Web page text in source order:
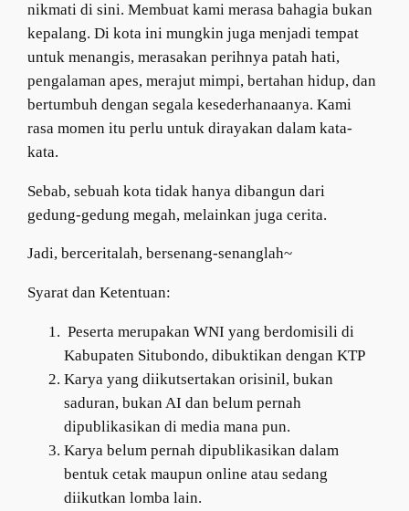
nikmati di sini. Membuat kami merasa bahagia bukan
kepalang. Di kota ini mungkin juga menjadi tempat
untuk menangis, merasakan perihnya patah hati,
pengalaman apes, merajut mimpi, bertahan hidup, dan
bertumbuh dengan segala kesederhanaanya. Kami
rasa momen itu perlu untuk dirayakan dalam kata-
kata.
Sebab, sebuah kota tidak hanya dibangun dari
gedung-gedung megah, melainkan juga cerita.
Jadi, berceritalah, bersenang-senanglah~
Syarat dan Ketentuan:
Peserta merupakan WNI yang berdomisili di
Kabupaten Situbondo, dibuktikan dengan KTP
Karya yang diikutsertakan orisinil, bukan
saduran, bukan AI dan belum pernah
dipublikasikan di media mana pun.
Karya belum pernah dipublikasikan dalam
bentuk cetak maupun online atau sedang
diikutkan lomba lain.